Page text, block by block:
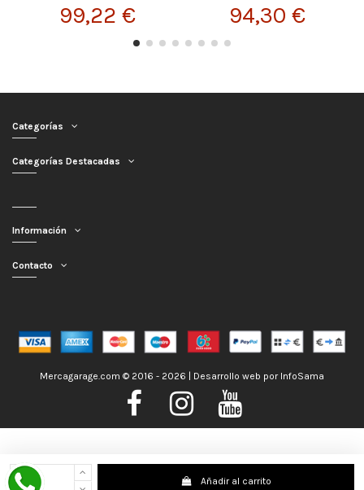
Nos encontramos de Vacaciones, no obstante los pedidos hechos se
despacharán con normalidad; usted puede hacer su pedido y le será enviado en
Añadir al carrito
99,22 € 94,30 €
Categorías
Categorías Destacadas
Información
Contacto
Mercagarage.com © 2016 - 2026 | Desarrollo web por InfoSama